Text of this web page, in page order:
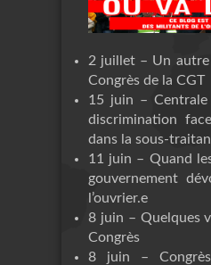
2 juillet – Un
Congrès de la CGT
15 juin – Centrale
discrimination
dans la sous-
11 juin – Quand
gouvernement
l’ouvrier.e
8 juin – Quelques
Congrès
8 juin –